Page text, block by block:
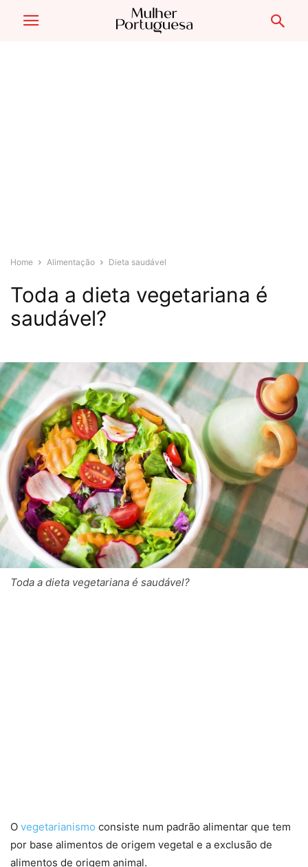
Home Alimentação Dieta saudável
Toda a dieta vegetariana é
saudável?
Toda a dieta vegetariana é saudável?
O vegetarianismo consiste num padrão alimentar que tem
por base alimentos de origem vegetal e a exclusão de
alimentos de origem animal.